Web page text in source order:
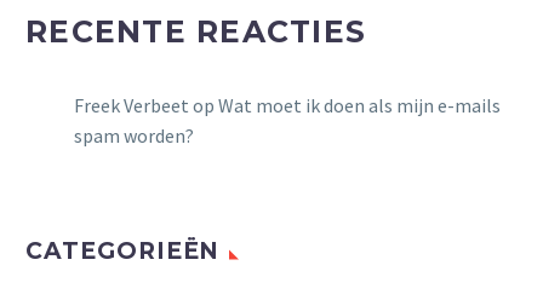
RECENTE REACTIES
Freek Verbeet op Wat moet ik doen als mijn e-mails
spam worden?
CATEGORIEËN